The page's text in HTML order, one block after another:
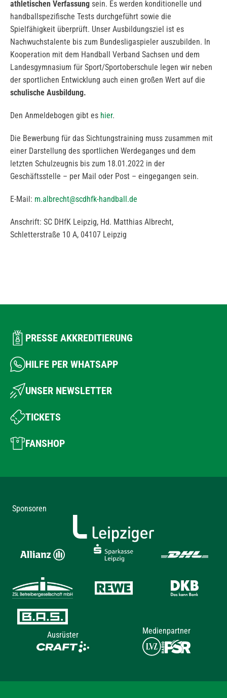
athletischen Verfassung sein. Es werden konditionelle und
handballspezifische Tests durchgeführt sowie die
Spielfähigkeit überprüft. Unser Ausbildungsziel ist es
Nachwuchstalente bis zum Bundesligaspieler auszubilden. In
Kooperation mit dem Handball Verband Sachsen und dem
Landesgymnasium für Sport/Sportoberschule legen wir neben
der sportlichen Entwicklung auch einen großen Wert auf die
schulische Ausbildung.
Den Anmeldebogen gibt es hier.
Die Bewerbung für das Sichtungstraining muss zusammen mit
einer Darstellung des sportlichen Werdeganges und dem
letzten Schulzeugnis bis zum 18.01.2022 in der
Geschäftsstelle – per Mail oder Post – eingegangen sein.
E-Mail: m.albrecht@scdhfk-handball.de
Anschrift: SC DHfK Leipzig, Hd. Matthias Albrecht,
Schletterstraße 10 A, 04107 Leipzig
PRESSE AKKREDITIERUNG
HILFE PER WHATSAPP
UNSER NEWSLETTER
TICKETS
FANSHOP
Sponsoren
Ausrüster Medienpartner